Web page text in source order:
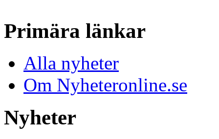
Primära länkar
Alla nyheter
Om Nyheteronline.se
Nyheter